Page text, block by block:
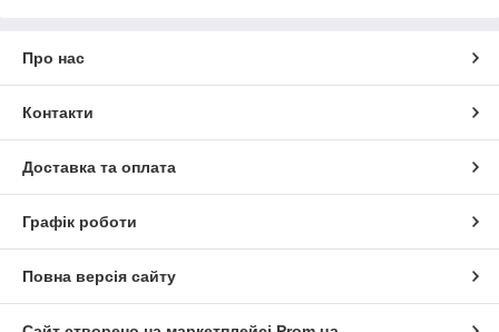
Про нас
Контакти
Доставка та оплата
Графік роботи
Повна версія сайту